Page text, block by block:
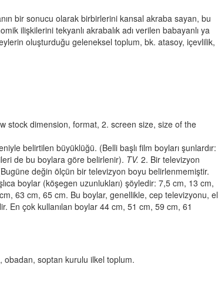
bir sonucu olarak birbirlerini kansal akraba sayan, bu
ilişkilerini tekyanlı akrabalık adı verilen babayanlı ya
oluşturduğu geleneksel toplum, bk. atasoy, içevlilik,
stock dimension, format, 2. screen size, size of the
belirtilen büyüklüğü. (Belli başlı film boyları şunlardır:
de bu boylara göre belirlenir). TV. 2. Bir televizyon
değin ölçün bir televizyon boyu belirlenmemiştir.
boylar (köşegen uzunlukları) şöyledir: 7,5 cm, 13 cm,
63 cm, 65 cm. Bu boylar, genellikle, cep televizyonu, el
En çok kullanılan boylar 44 cm, 51 cm, 59 cm, 61
obadan, soptan kurulu ilkel toplum.